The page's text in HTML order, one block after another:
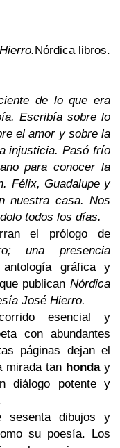
Nórdica libros.
de lo que era
Escribía sobre lo
el amor y sobre la
injusticia. Pasó frío
para conocer la
Félix, Guadalupe y
nuestra casa. Nos
todos los días.
el prólogo de
una presencia
gráfica y
que publicanNórdica
José Hierro.
esencial y
con abundantes
páginas dejan el
mirada tan honday
diálogo potente y
sesenta dibujos y
su poesía. Los